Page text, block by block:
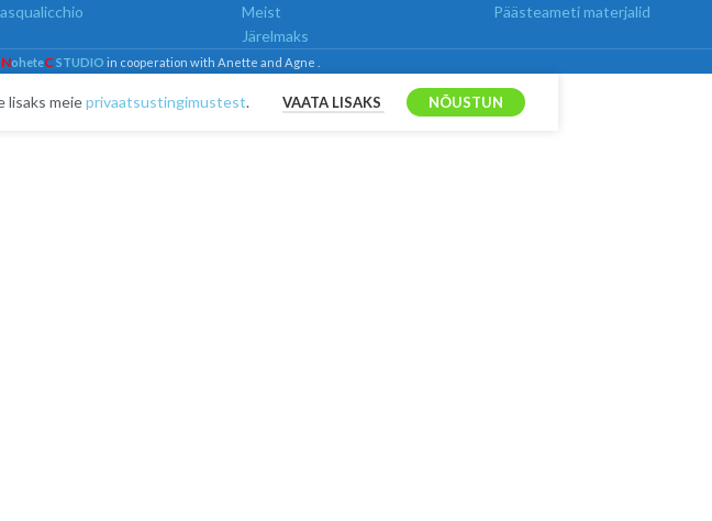
Meist
Järelmaks
Päästeameti materjalid
NoheteC STUDIO in cooperation with Anette and Agne .
lisaks meieprivaatsustingimustest. VAATA LISAKS NÕUSTUN